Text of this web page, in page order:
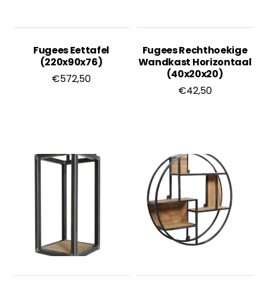
Fugees Eettafel
(220x90x76)
€572,50
Fugees Rechthoekige
Wandkast Horizontaal
(40x20x20)
€42,50